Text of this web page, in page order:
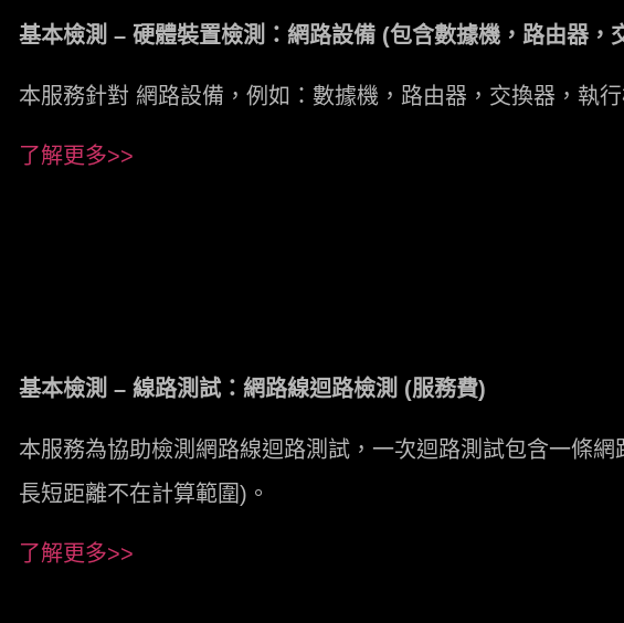
基本檢測 – 硬體裝置檢測：網路設備 (包含數據機，路由器，
本服務針對 網路設備，例如：數據機，路由器，交換器，執行
了解更多>>
基本檢測 – 線路測試：網路線迴路檢測 (服務費)
本服務為協助檢測網路線迴路測試，一次迴路測試包含一條
長短距離不在計算範圍)。
了解更多>>